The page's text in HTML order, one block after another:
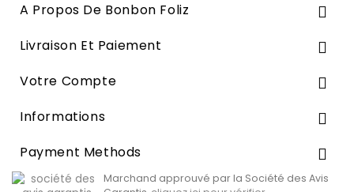
A Propos De Bonbon Foliz 
Livraison Et Paiement 
Votre Compte 
Informations 
Payment Methods 
Marchand approuvé par la Société des Avis